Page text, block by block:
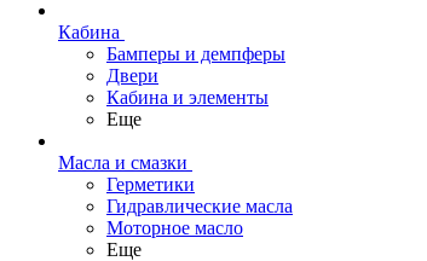
Кабина
Бамперы и демпферы
Двери
Кабина и элементы
Еще
Масла и смазки
Герметики
Гидравлические масла
Моторное масло
Еще